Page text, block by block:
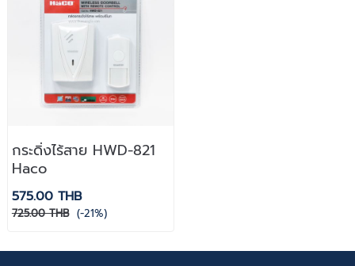
กระดิ่งไร้สาย HWD-821
Haco
575.00 THB
725.00 THB (-21%)